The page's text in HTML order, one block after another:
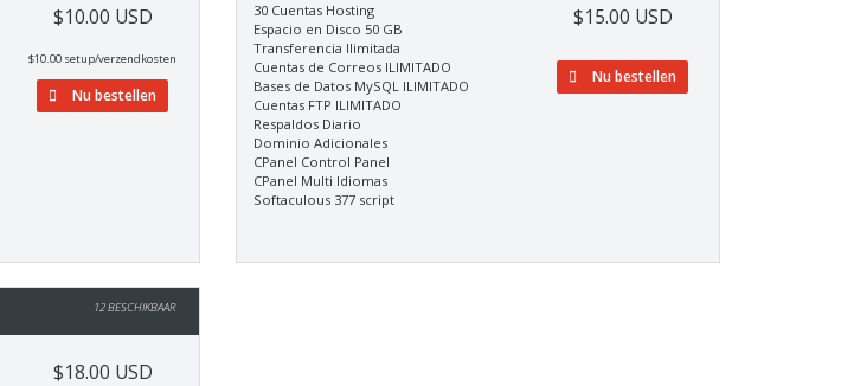
$10.00 USD
$10.00 setup/verzendkosten
Nu bestellen
30 Cuentas Hosting
Espacio en Disco 50 GB
Transferencia Ilimitada
Cuentas de Correos ILIMITADO
Bases de Datos MySQL ILIMITADO
Cuentas FTP ILIMITADO
Respaldos Diario
Dominio Adicionales
CPanel Control Panel
CPanel Multi Idiomas
Softaculous 377 script
$15.00 USD
Nu bestellen
12 BESCHIKBAAR
$18.00 USD